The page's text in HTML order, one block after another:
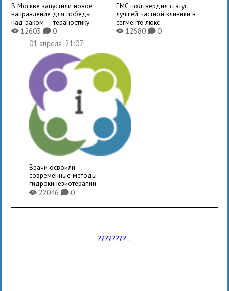
В Москве запустили новое
направление для победы
над раком — тераностику
X12603K0
EMC подтвердил статус
лучшей частной клиники в
сегменте люкс
X12680 K0
01 апреля, 21:07
Врачи освоили
современные методы
гидрокинезиотерапии
X22046K0
????????...